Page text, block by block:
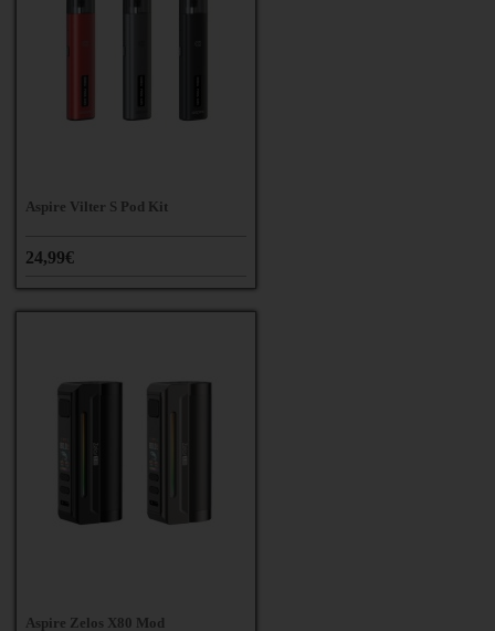
Aspire Vilter S Pod Kit
24,99€
Aspire Zelos X80 Mod